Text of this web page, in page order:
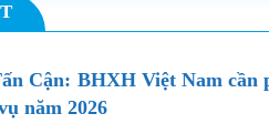
Cận: BHXH Việt Nam cần
năm 2026